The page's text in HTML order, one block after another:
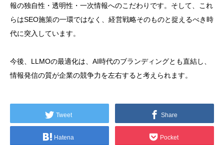
報の独自性・透明性・一次情報へのこだわりです。そして、これ
らはSEO施策の一環ではなく、経営戦略そのものと捉えるべき時
代に突入しています。
今後、LLMOの最適化は、AI時代のブランディングとも直結し、
情報発信の質が企業の競争力を左右すると考えられます。
Tweet Share
Hatena Pocket